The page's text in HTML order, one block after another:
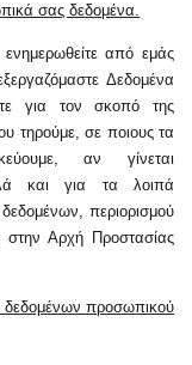
σας δεδομένα.
ενημερωθείτε από εμάς
Δεδομένα
για τον σκοπό της
τηρούμε, σε ποιους τα
αν γίνεται
και για τα λοιπά
περιορισμού
στην Αρχή Προστασίας
δεδομένων προσωπικού